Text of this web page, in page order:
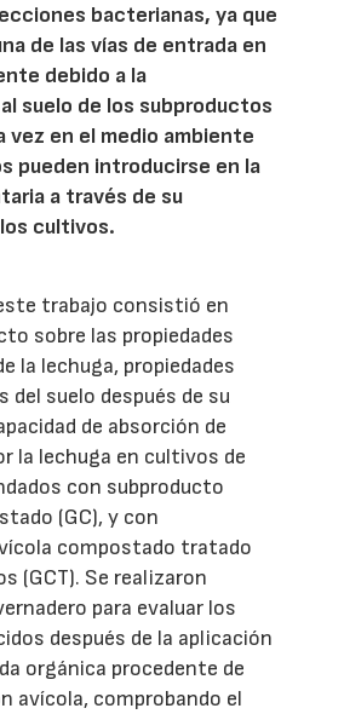
bacterianas, ya que
de las vías de entrada en
debido a la
suelo de los subproductos
vez en el medio ambiente
pueden introducirse en la
a través de su
cultivos.
trabajo consistió en
sobre las propiedades
la lechuga, propiedades
suelo después de su
de absorción de
la lechuga en cultivos de
con subproducto
(GC), y con
compostado tratado
(GCT). Se realizaron
para evaluar los
después de la aplicación
orgánica procedente de
avícola, comprobando el